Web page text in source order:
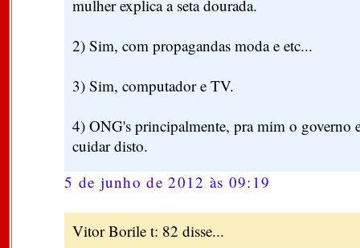
mulher explica a seta dourada.
2) Sim, com propagandas moda e etc...
3) Sim, computador e TV.
4) ONG's principalmente, pra mim o governo
cuidar disto.
5 de junho de 2012 às 09:19
Vitor Borile t: 82 disse...